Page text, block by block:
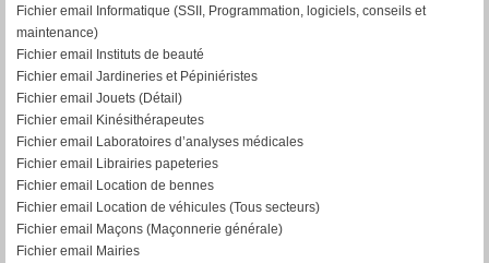
Fichier email Informatique (SSII, Programmation, logiciels, conseils et
maintenance)
Fichier email Instituts de beauté
Fichier email Jardineries et Pépiniéristes
Fichier email Jouets (Détail)
Fichier email Kinésithérapeutes
Fichier email Laboratoires d’analyses médicales
Fichier email Librairies papeteries
Fichier email Location de bennes
Fichier email Location de véhicules (Tous secteurs)
Fichier email Maçons (Maçonnerie générale)
Fichier email Mairies